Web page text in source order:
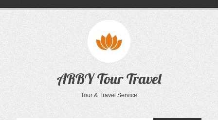
ARBY Tour Travel
Tour & Travel Service